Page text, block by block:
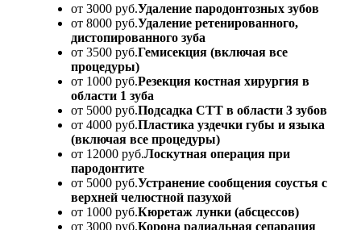
от 3000 руб.Удаление пародонтозных зубов
от 8000 руб.Удаление ретенированного,
дистопированного зуба
от 3500 руб.Гемисекция (включая все
процедуры)
от 1000 руб.Резекция костная хирургия в
области 1 зуба
от 5000 руб.Подсадка СТТ в области 3 зубов
от 4000 руб.Пластика уздечки губы и языка
(включая все процедуры)
от 12000 руб.Лоскутная операция при
пародонтите
от 5000 руб.Устранение сообщения соустья с
верхней челюстной пазухой
от 1000 руб.Кюретаж лунки (абсцессов)
от 3000 руб.Корона радиальная сепарация